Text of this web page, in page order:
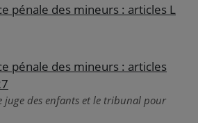
pénale des mineurs : articles L
pénale des mineurs : articles
juge des enfants et le tribunal pour